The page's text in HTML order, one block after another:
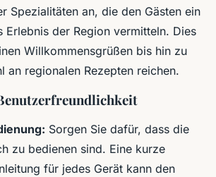
Spezialitäten an, die den Gästen ein
Erlebnis der Region vermitteln. Dies
Willkommensgrüßen bis hin zu
an regionalen Rezepten reichen.
Sorgen Sie dafür, dass die
zu bedienen sind. Eine kurze
für jedes Gerät kann den